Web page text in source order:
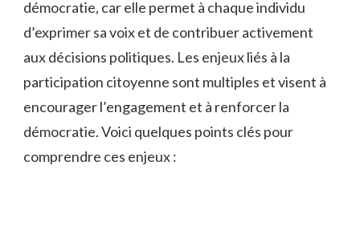
démocratie,​ car elle ​permet à ⁣chaque individu⁣
d’exprimer sa voix et de‌ contribuer activement
aux décisions politiques. Les enjeux ⁣liés à la⁢
participation citoyenne sont multiples et visent à
encourager l’engagement et à renforcer la
démocratie. Voici‍ quelques ​points clés pour
⁤comprendre ces enjeux :